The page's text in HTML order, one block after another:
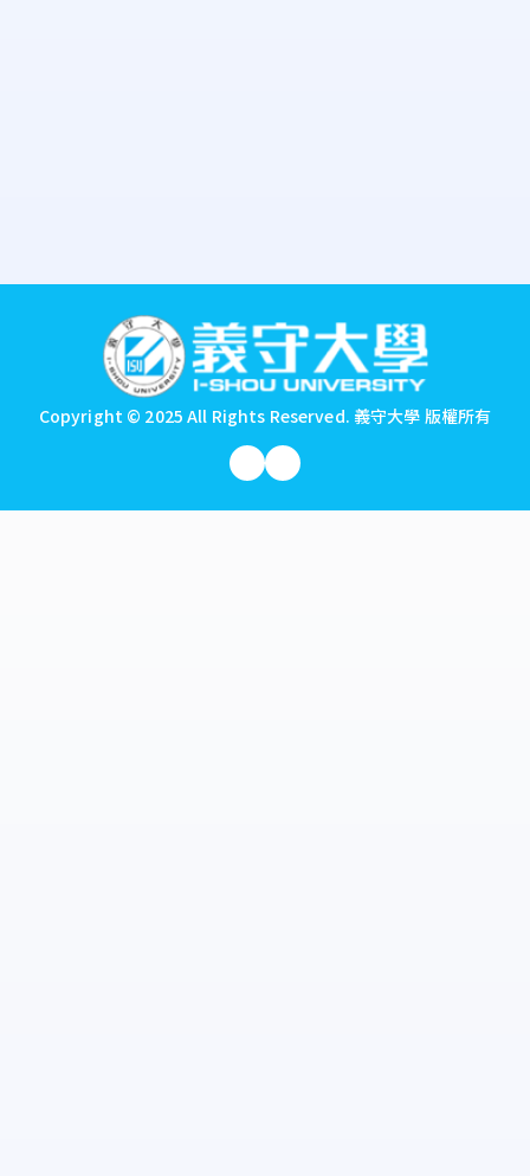
Copyright © 2025 All Rights Reserved. 義守大學 版權所有